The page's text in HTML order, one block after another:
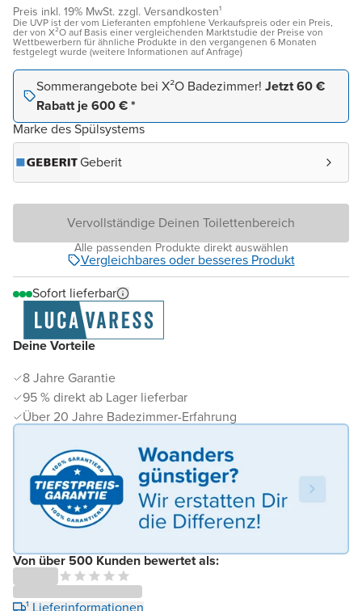
Deine Vorteile
8 Jahre Garantie
95 % direkt ab Lager lieferbar
Über 20 Jahre Badezimmer-Erfahrung
Von über 500 Kunden bewertet als:
Preis inkl. 19% MwSt. zzgl. Versandkosten¹
Die UVP ist der vom Lieferanten empfohlene Verkaufspreis oder ein Preis,
der von X²O auf Basis einer vergleichenden Marktstudie der Preise von
Wettbewerbern für ähnliche Produkte in den vergangenen 6 Monaten
festgelegt wurde (weitere Informationen auf Anfrage)
Sommerangebote bei X²O Badezimmer! Jetzt 60 €
Rabatt je 600 € *
Marke des Spülsystems
Geberit
Vervollständige Deinen Toilettenbereich
Alle passenden Produkte direkt auswählen
Vergleichbares oder besseres Produkt
Sofort lieferbar